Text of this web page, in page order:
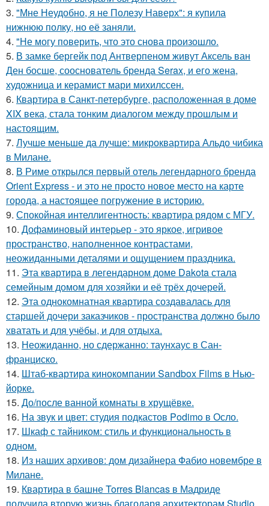
3. "Мне Неудобно, я не Полезу Наверх": я купила
нижнюю полку, но её заняли.
4. "Не могу поверить, что это снова произошло.
5. В замке бергейк под Антверпеном живут Аксель ван
Ден босше, сооснователь бренда Serax, и его жена,
художница и керамист мари михилссен.
6. Квартира в Санкт-петербурге, расположенная в доме
XIX века, стала тонким диалогом между прошлым и
настоящим.
7. Лучше меньше да лучше: микроквартира Альдо чибика
в Милане.
8. В Риме открылся первый отель легендарного бренда
Orient Express - и это не просто новое место на карте
города, а настоящее погружение в историю.
9. Спокойная интеллигентность: квартира рядом с МГУ.
10. Дофаминовый интерьер - это яркое, игривое
пространство, наполненное контрастами,
неожиданными деталями и ощущением праздника.
11. Эта квартира в легендарном доме Dakota стала
семейным домом для хозяйки и её трёх дочерей.
12. Эта однокомнатная квартира создавалась для
старшей дочери заказчиков - пространства должно было
хватать и для учёбы, и для отдыха.
13. Неожиданно, но сдержанно: таунхаус в Сан-
франциско.
14. Штаб-квартира кинокомпании Sandbox Films в Нью-
йорке.
15. До/после ванной комнаты в хрущёвке.
16. На звук и цвет: студия подкастов Podimo в Осло.
17. Шкаф с тайником: стиль и функциональность в
одном.
18. Из наших архивов: дом дизайнера Фабио новембре в
Милане.
19. Квартира в башне Torres Blancas в Мадриде